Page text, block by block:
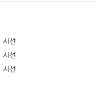
시선
시선
시선